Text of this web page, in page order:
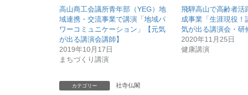
高山商工会議所青年部（YEG）地
域連携・交流事業で講演「地域パ
ワーコミュニケーション」【元気
が出る講演会講師】
2019年10月17日
まちづくり講演
飛騨高山で高齢者活
成事業「生涯現役！
気が出る講演会・研
2020年11月25日
健康講演
カテゴリー 社寺仏閣